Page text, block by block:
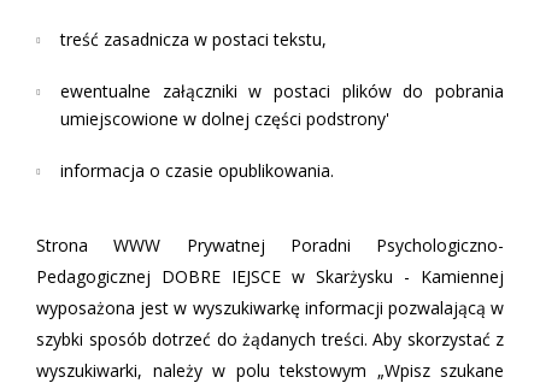
treść zasadnicza w postaci tekstu,
ewentualne załączniki w postaci plików do pobrania
umiejscowione w dolnej części podstrony'
informacja o czasie opublikowania.
Strona WWW Prywatnej Poradni Psychologiczno-
Pedagogicznej DOBRE IEJSCE w Skarżysku - Kamiennej
wyposażona jest w wyszukiwarkę informacji pozwalającą w
szybki sposób dotrzeć do żądanych treści. Aby skorzystać z
wyszukiwarki, należy w polu tekstowym „Wpisz szukane